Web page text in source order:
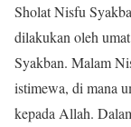
Sholat Nisfu
dilakukan oleh
Syakban. Malam
istimewa, di mana
kepada Allah.